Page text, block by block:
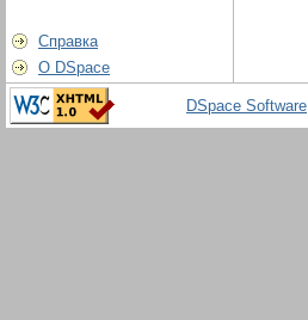
Справка
О DSpace
DSpace Software